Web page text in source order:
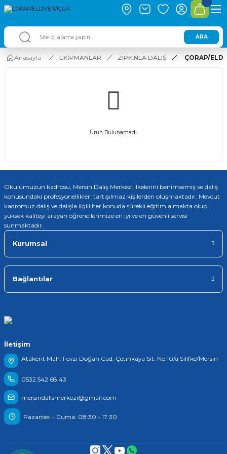
ARA
Anasayfa EKİPMANLAR ZIPKINLA DALIŞ ÇORAP/
Ürün Bulunamadı.
Okulumuzun kadrosu, Mersin Dalış Merkezi ilkelerini benimsemiş ve dalış
konusundaki profesyonellikleri tartışılmaz kişilerden oluşmaktadır. Mevcut
kadromuz dalış ve dalışla ilgili her konuda sürekli eğitim almakta olup
yüksek kaliteyi arayan öğrencilerimize en iyi ve en güvenli servisi
sunmaktadır.
Kurumsal
Bağlantılar
İletişim
Atakent Mah. Fevzi Doğan Cad. Çetinkaya Sit. No:10/a Silifke/Mersin
0532 542 68 43
mersindalismerkezi@gmail.com
Pazartesi - Cuma: 08:30 - 17:30